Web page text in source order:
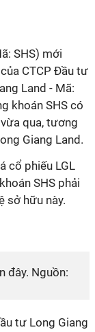
SHS) mới
CTCP Đầu tư
Land - Mã:
khoán SHS có
qua, tương
Giang Land.
cổ phiếu LGL
SHS phải
sở hữu này.
đây. Nguồn:
tư Long Giang